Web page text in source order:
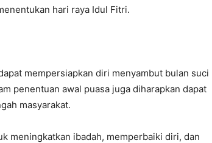
hari raya Idul Fitri.
mempersiapkan diri menyambut bulan suci
penentuan awal puasa juga diharapkan dapat
masyarakat.
meningkatkan ibadah, memperbaiki diri, dan